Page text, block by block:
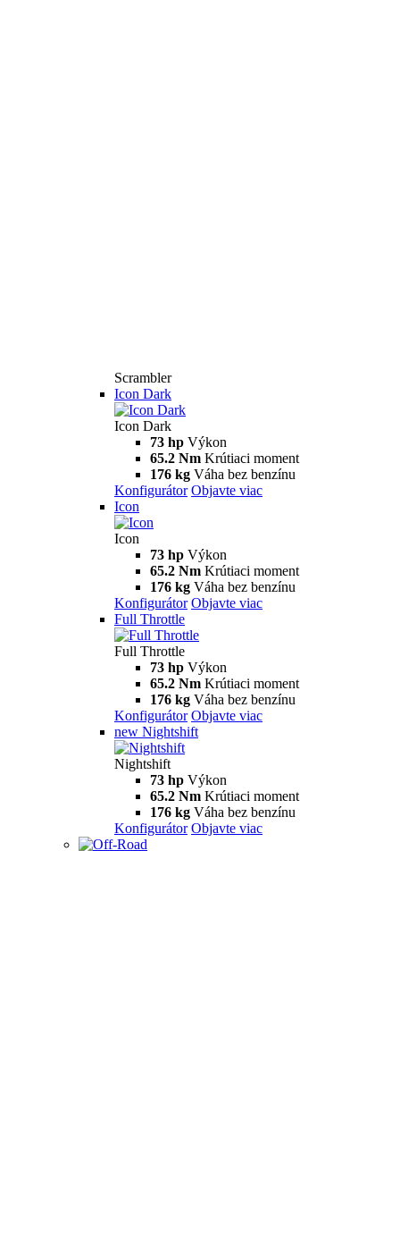
Scrambler
Icon Dark
Icon Dark
73 hp Výkon
65.2 Nm Krútiaci moment
176 kg Váha bez benzínu
Konfigurátor Objavte viac
Icon
Icon
73 hp Výkon
65.2 Nm Krútiaci moment
176 kg Váha bez benzínu
Konfigurátor Objavte viac
Full Throttle
Full Throttle
73 hp Výkon
65.2 Nm Krútiaci moment
176 kg Váha bez benzínu
Konfigurátor Objavte viac
new Nightshift
Nightshift
73 hp Výkon
65.2 Nm Krútiaci moment
176 kg Váha bez benzínu
Konfigurátor Objavte viac